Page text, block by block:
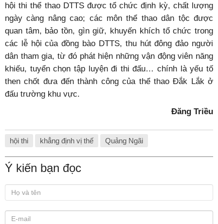
hội thi thể thao DTTS được tổ chức định kỳ, chất lượng
ngày càng nâng cao; các môn thể thao dân tộc được
quan tâm, bảo tồn, gìn giữ, khuyến khích tổ chức trong
các lễ hội của đồng bào DTTS, thu hút đông đảo người
dân tham gia, từ đó phát hiện những vận động viên năng
khiếu, tuyển chọn tập luyện đi thi đấu… chính là yếu tố
then chốt đưa đến thành công của thể thao Đắk Lắk ở
đấu trường khu vực.
Đăng Triều
hội thi khẳng định vị thế Quảng Ngãi
Ý kiến bạn đọc